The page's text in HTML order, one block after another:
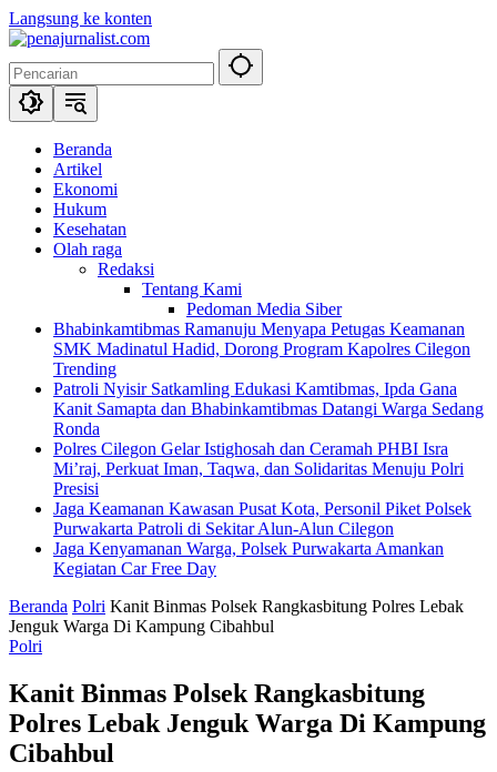
Langsung ke konten
Beranda
Artikel
Ekonomi
Hukum
Kesehatan
Olah raga
Redaksi
Tentang Kami
Pedoman Media Siber
Bhabinkamtibmas Ramanuju Menyapa Petugas Keamanan
SMK Madinatul Hadid, Dorong Program Kapolres Cilegon
Trending
Patroli Nyisir Satkamling Edukasi Kamtibmas, Ipda Gana
Kanit Samapta dan Bhabinkamtibmas Datangi Warga Sedang
Ronda
Polres Cilegon Gelar Istighosah dan Ceramah PHBI Isra
Mi’raj, Perkuat Iman, Taqwa, dan Solidaritas Menuju Polri
Presisi
Jaga Keamanan Kawasan Pusat Kota, Personil Piket Polsek
Purwakarta Patroli di Sekitar Alun-Alun Cilegon
Jaga Kenyamanan Warga, Polsek Purwakarta Amankan
Kegiatan Car Free Day
Beranda Polri Kanit Binmas Polsek Rangkasbitung Polres Lebak
Jenguk Warga Di Kampung Cibahbul
Polri
Kanit Binmas Polsek Rangkasbitung
Polres Lebak Jenguk Warga Di Kampung
Cibahbul